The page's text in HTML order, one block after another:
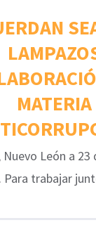
MATERIA
Nuevo León a
Para trabajar